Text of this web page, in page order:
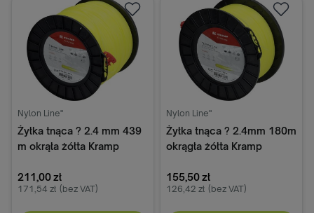
Nylon Line"
Żyłka tnąca ? 2.4 mm 439
m okrąła żółta Kramp
211,00 zł
171,54 zł (bez VAT)
Nylon Line"
Żyłka tnąca ? 2.4mm 180m
okrągła żółta Kramp
155,50 zł
126,42 zł (bez VAT)